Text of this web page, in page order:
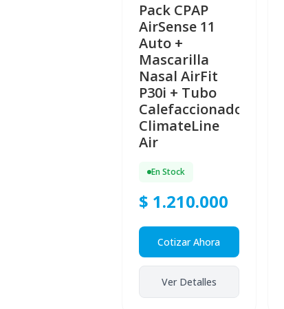
Pack CPAP
AirSense 11
Auto +
Mascarilla
Nasal AirFit
P30i + Tubo
Calefaccionado
ClimateLine
Air
En Stock
$ 1.210.000
Cotizar Ahora
Ver Detalles